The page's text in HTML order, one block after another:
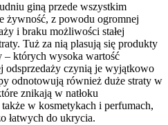
giną przede wszystkim
żywność, z powodu ogromnej
i braku możliwości stałej
Tuż za nią plasują się produkty
– których wysoka wartość
odsprzedaży czynią je wyjątkowo
odnotowują również duże straty w
znikają w natłoku
w kosmetykach i perfumach,
łatwych do ukrycia.